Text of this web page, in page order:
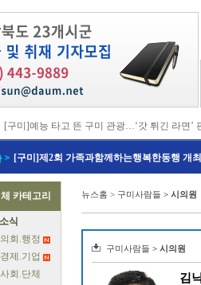
[구미]예능 타고 뜬 구미 관광…‘갓 튀긴 라면’
[경북교육청]일본 방위백서 독도 영유권 주장
[경북도청]지역별 전기요금제 조속 시행 촉구
[포항]박용선 포항시장, '민생·안전 중심, 실행
[의성]최유철 의성군수, 청년단체 만나 지역 정
[예천]회장기 대학·실업 양궁대회 첫 유치
[예천]예천군의회, 반부패·청렴·갑질 예방 교육
[영덕]여름 성수기 해수욕장 합동 안전점검
> [구미]제2회 가족과함께하는행복한동행 개
카테고리
식
회.행정
제.기업
회.단체
뉴스홈 > 구미사람들 > 시의원
구미사람들 > 시의원
김